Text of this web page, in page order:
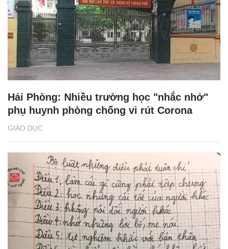
GIÁO DỤC
Hải Phòng: Nhiều trường học "nhắc nhở"
phụ huynh phòng chống vi rút Corona